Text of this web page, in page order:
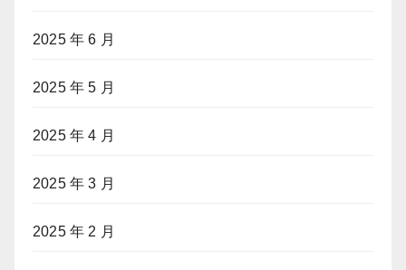
2025 年 6 月
2025 年 5 月
2025 年 4 月
2025 年 3 月
2025 年 2 月